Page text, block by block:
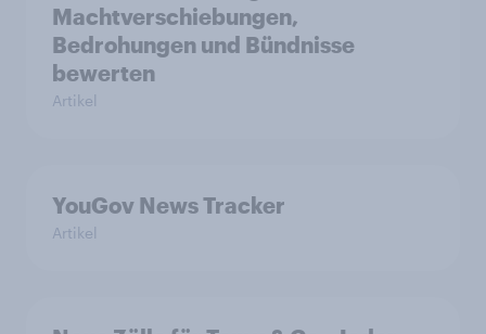
Machtverschiebungen,
Bedrohungen und Bündnisse
bewerten
Artikel
YouGov News Tracker
Artikel